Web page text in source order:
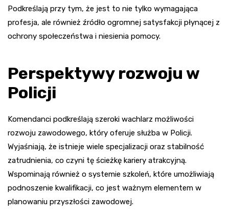
Podkreślają przy tym, że jest to nie tylko wymagająca
profesja, ale również źródło ogromnej satysfakcji płynącej z
ochrony społeczeństwa i niesienia pomocy.
Perspektywy rozwoju w
Policji
Komendanci podkreślają szeroki wachlarz możliwości
rozwoju zawodowego, który oferuje służba w Policji.
Wyjaśniają, że istnieje wiele specjalizacji oraz stabilność
zatrudnienia, co czyni tę ścieżkę kariery atrakcyjną.
Wspominają również o systemie szkoleń, które umożliwiają
podnoszenie kwalifikacji, co jest ważnym elementem w
planowaniu przyszłości zawodowej.